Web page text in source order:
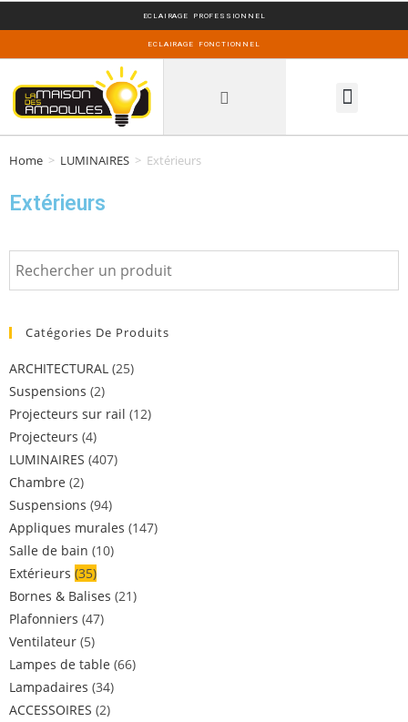
ECLAIRAGE PROFESSIONNEL
ECLAIRAGE FONCTIONNEL
Home > LUMINAIRES > Extérieurs
Extérieurs
Catégories De Produits
ARCHITECTURAL (25)
Suspensions (2)
Projecteurs sur rail (12)
Projecteurs (4)
LUMINAIRES (407)
Chambre (2)
Suspensions (94)
Appliques murales (147)
Salle de bain (10)
Extérieurs (35)
Bornes & Balises (21)
Plafonniers (47)
Ventilateur (5)
Lampes de table (66)
Lampadaires (34)
ACCESSOIRES (2)